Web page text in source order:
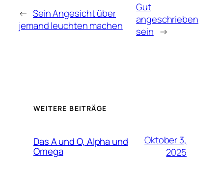
← Sein Angesicht über
jemand leuchten machen
Gut
angeschrieben
sein →
WEITERE BEITRÄGE
Das A und O, Alpha und
Omega
Oktober 3,
2025